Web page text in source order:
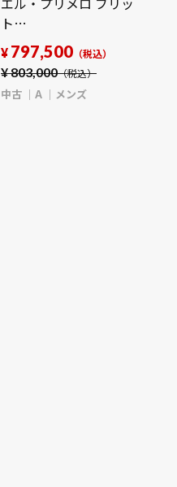
ト
24.2160.4063/28.R515
ブラックカーボン メン
ズ 時計 【中古】
【wristwatch】
¥803,000（税込）
¥ 797,500 （税込）
中古 A メンズ